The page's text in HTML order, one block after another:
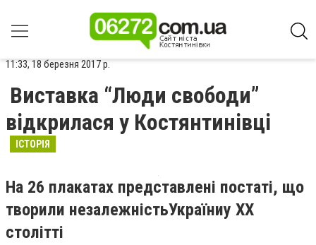
11:33, 18 березня 2017 р.
Виставка “Люди свободи”
відкрилася у Костянтинівці
ІСТОРІЯ
На 26 плакатах представлені постаті, що
творили незалежністьУкраїниу ХХ
столітті